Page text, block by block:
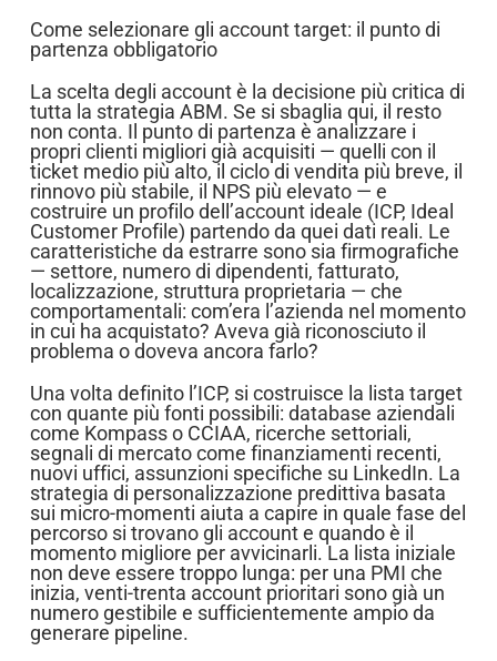
Come selezionare gli account target: il punto di
partenza obbligatorio
La scelta degli account è la decisione più critica di
tutta la strategia ABM. Se si sbaglia qui, il resto
non conta. Il punto di partenza è analizzare i
propri clienti migliori già acquisiti — quelli con il
ticket medio più alto, il ciclo di vendita più breve, il
rinnovo più stabile, il NPS più elevato — e
costruire un profilo dell’account ideale (ICP, Ideal
Customer Profile) partendo da quei dati reali. Le
caratteristiche da estrarre sono sia firmografiche
— settore, numero di dipendenti, fatturato,
localizzazione, struttura proprietaria — che
comportamentali: com’era l’azienda nel momento
in cui ha acquistato? Aveva già riconosciuto il
problema o doveva ancora farlo?
Una volta definito l’ICP, si costruisce la lista target
con quante più fonti possibili: database aziendali
come Kompass o CCIAA, ricerche settoriali,
segnali di mercato come finanziamenti recenti,
nuovi uffici, assunzioni specifiche su LinkedIn. La
strategia di personalizzazione predittiva basata
sui micro-momenti aiuta a capire in quale fase del
percorso si trovano gli account e quando è il
momento migliore per avvicinarli. La lista iniziale
non deve essere troppo lunga: per una PMI che
inizia, venti-trenta account prioritari sono già un
numero gestibile e sufficientemente ampio da
generare pipeline.